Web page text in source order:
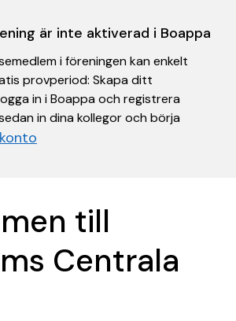
är inte aktiverad i Boappa
i föreningen kan enkelt
provperiod: Skapa ditt
in i Boappa och registrera
in dina kollegor och börja
till
Centrala